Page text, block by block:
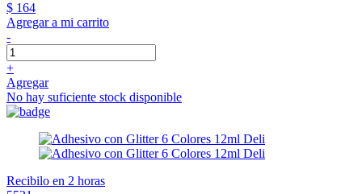
$ 164
Agregar a mi carrito
-
+
Agregar
No hay suficiente stock disponible
Recibilo en 2 horas